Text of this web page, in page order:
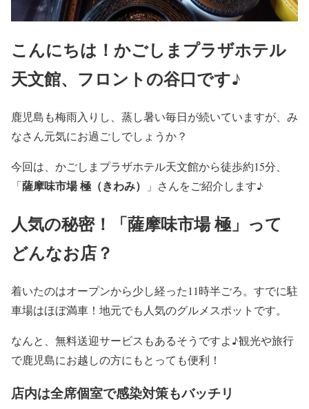
こんにちは！かごしまプラザホテル
天文館、フロントの谷口です♪
鹿児島も梅雨入りし、蒸し暑い毎日が続いていますが、み
なさん元気にお過ごしでしょうか？
今回は、かごしまプラザホテル天文館から徒歩約15分、
「薩摩味市場 極（きわみ） 」さんをご紹介します♪
人気の秘密！「薩摩味市場 極」って
どんなお店？
着いたのはオープンから少し経った11時半ごろ。すでに駐
車場はほぼ満車！地元でも人気のグルメスポットです。
なんと、無料送迎サービスもあるそうですよ♪観光や旅行
で鹿児島にお越しの方にもとっても便利！
店内は全席個室で感染対策もバッチリ